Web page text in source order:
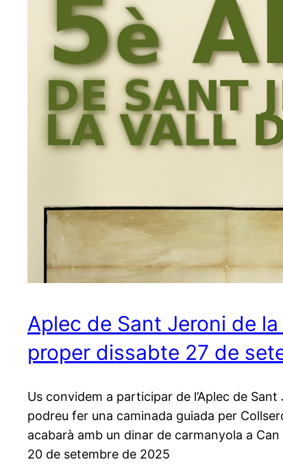
Aplec de Sant Jeroni de la
proper dissabte 27 de
Us convidem a participar de l’Aplec de
podreu fer una caminada guiada per
acabarà amb un dinar de carmanyola a Can
20 de setembre de 2025